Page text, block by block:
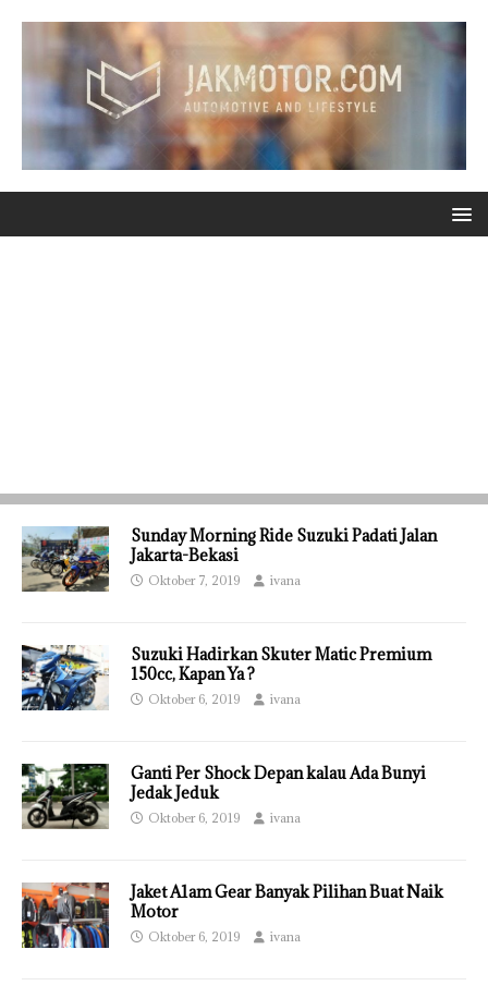
Sunday Morning Ride Suzuki Padati Jalan
Jakarta-Bekasi
Oktober 7, 2019 ivana
Suzuki Hadirkan Skuter Matic Premium
150cc, Kapan Ya ?
Oktober 6, 2019 ivana
Ganti Per Shock Depan kalau Ada Bunyi
Jedak Jeduk
Oktober 6, 2019 ivana
Jaket A1am Gear Banyak Pilihan Buat Naik
Motor
Oktober 6, 2019 ivana